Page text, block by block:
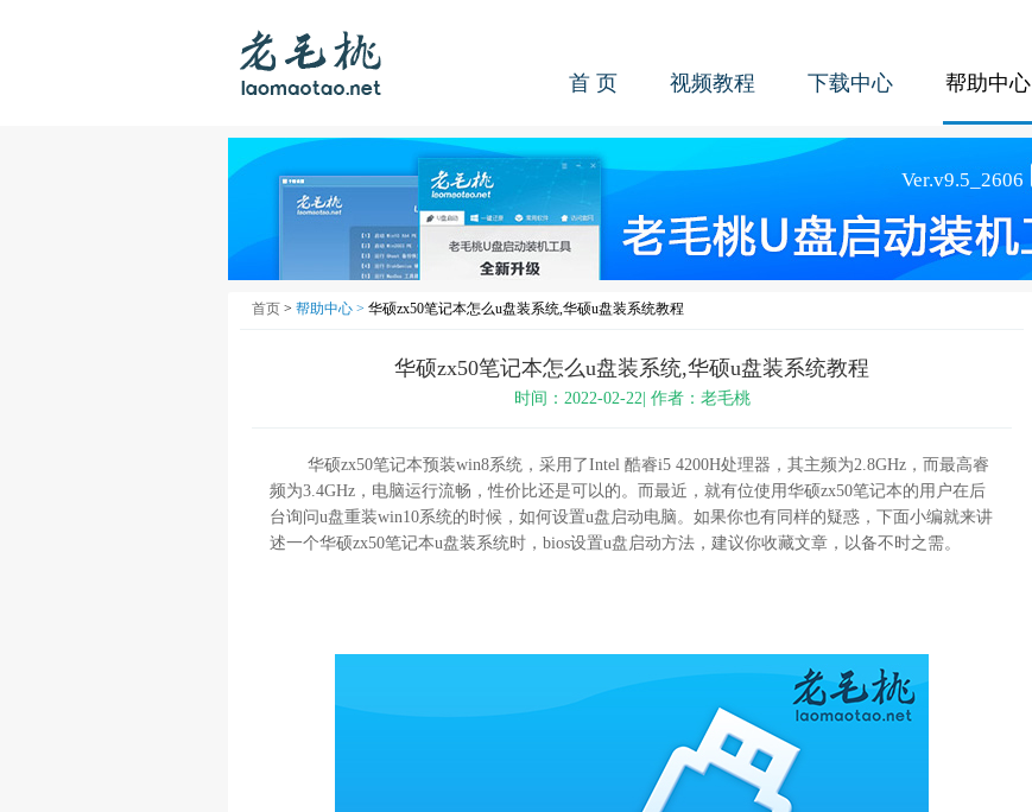
首 页 视频教程 下载中心 帮助中心
首页 > 帮助中心 > 华硕zx50笔记本怎么u盘装系统,华硕u盘装系统教程
华硕zx50笔记本怎么u盘装系统,华硕u盘装系统教程
时间：2022-02-22| 作者：老毛桃
华硕zx50笔记本预装win8系统，采用了Intel 酷睿i5 4200H处理器，其主频为2.8GHz，而最高睿
频为3.4GHz，电脑运行流畅，性价比还是可以的。而最近，就有位使用华硕zx50笔记本的用户在后
台询问u盘重装win10系统的时候，如何设置u盘启动电脑。如果你也有同样的疑惑，下面小编就来讲
述一个华硕zx50笔记本u盘装系统时，bios设置u盘启动方法，建议你收藏文章，以备不时之需。